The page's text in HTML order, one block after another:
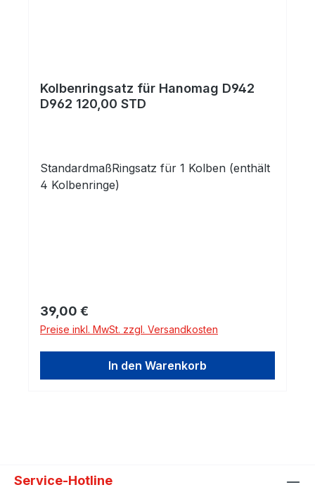
Kolbenringsatz für Hanomag D942
D962 120,00 STD
StandardmaßRingsatz für 1 Kolben (enthält
4 Kolbenringe)
Regulärer Preis:
39,00 €
Preise inkl. MwSt. zzgl. Versandkosten
In den Warenkorb
Service-Hotline